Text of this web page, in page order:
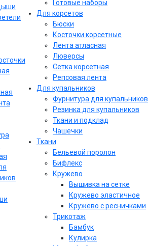
Готовые наборы
Для корсетов
Бюски
Косточки корсетные
Лента атласная
Люверсы
Сетка корсетная
Репсовая лента
Для купальников
Фурнитура для купальников
Резинка для купальников
Ткани и подклад
Чашечки
Ткани
Бельевой поролон
Бифлекс
Кружево
Вышивка на сетке
Кружево эластичное
Кружево с ресничками
Трикотаж
Бамбук
Кулирка